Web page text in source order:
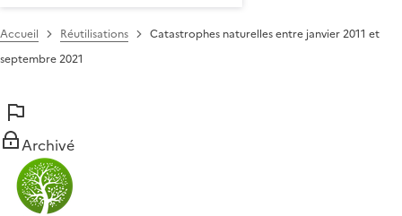
Accueil Réutilisations
Catastrophes naturelles entre janvier 2011 et
septembre 2021
Archivé